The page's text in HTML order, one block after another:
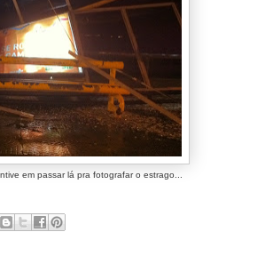
em passar lá pra fotografar o estrago...